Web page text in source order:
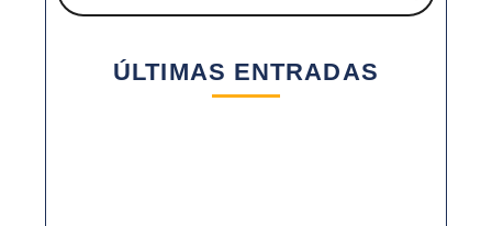
ÚLTIMAS ENTRADAS